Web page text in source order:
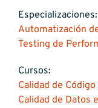
Especializaciones:
Automatización
Testing de
Cursos:
Calidad de
Calidad de Datos